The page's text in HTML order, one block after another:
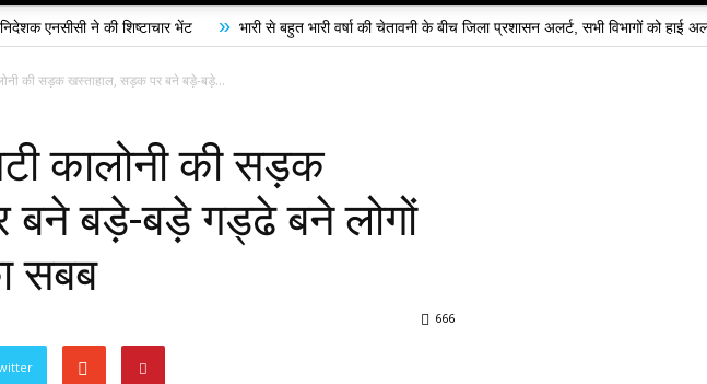
भेंट » भारी से बहुत भारी वर्षा की चेतावनी के बीच जिला प्रशासन अलर्ट, सभी विभागों को हाई अलर्ट पर रहने के निर्देश
की सड़क खस्ताहाल, सड़क पर बने बड़े-बड़े...
कालोनी की सड़क
बड़े-बड़े गड्ढे बने लोगों
सबब
666